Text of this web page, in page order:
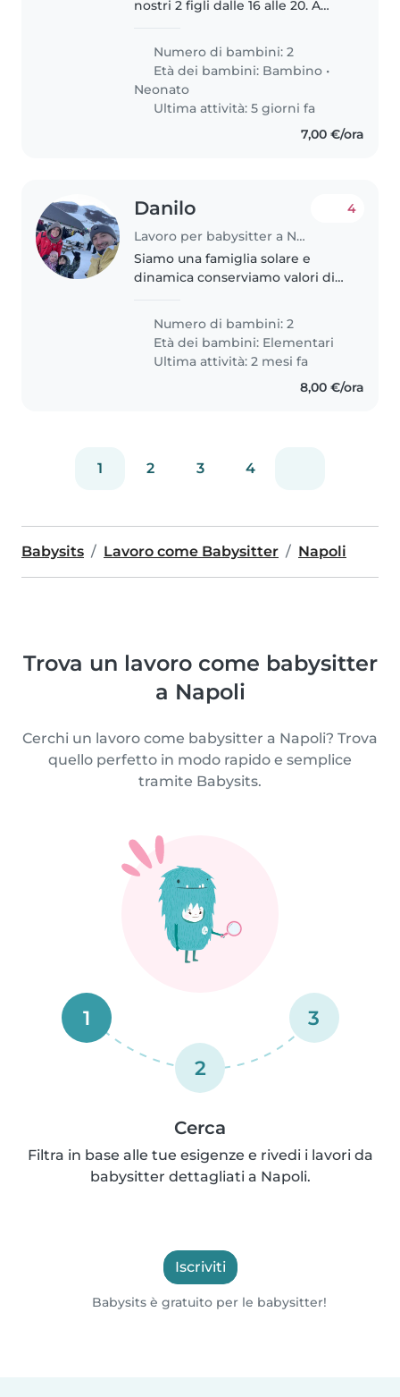
nostri 2 figli dalle 16 alle 20. A
molto dolce e uno splendido
terrazzo dove trascorrere il
tempo con i bimbi durante le..
Numero di bambini: 2
Età dei bambini: Bambino •
Neonato
Ultima attività: 5 giorni fa
7,00 €/ora
Danilo
Lavoro per babysitter a Napoli
4
Siamo una famiglia solare e
dinamica conserviamo valori di
Numero di bambini: 2
Età dei bambini: Elementari
Ultima attività: 2 mesi fa
8,00 €/ora
1 2 3 4
Babysits Lavoro come Babysitter Napoli
Trova un lavoro come babysitter
a Napoli
Cerchi un lavoro come babysitter a Napoli? Trova
quello perfetto in modo rapido e semplice
tramite Babysits.
1
2
3
Cerca
Filtra in base alle tue esigenze e rivedi i lavori da
babysitter dettagliati a Napoli.
Iscriviti
Babysits è gratuito per le babysitter!